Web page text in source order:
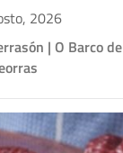
2026
| O Barco de